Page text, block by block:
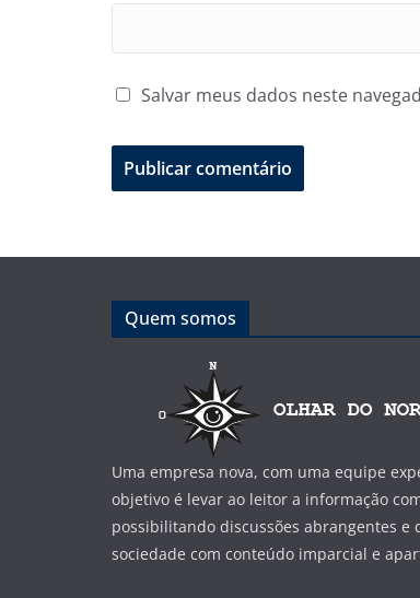
Salvar meus dados neste
Quem somos
Uma empresa nova, com uma equipe
objetivo é levar ao leitor a informação
possibilitando discussões abrangentes e
sociedade com conteúdo imparcial e